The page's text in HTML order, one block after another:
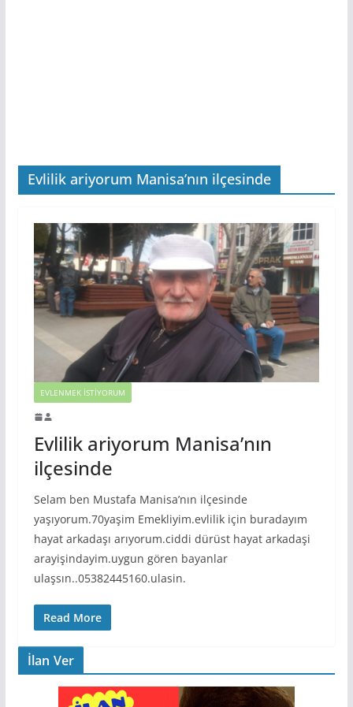
Evlilik ariyorum Manisa’nın ilçesinde
EVLENMEK İSTIYORUM
Evlilik ariyorum Manisa’nın
ilçesinde
Selam ben Mustafa Manisa’nın ilçesinde
yaşıyorum.70yaşim Emekliyim.evlilik için buradayım
hayat arkadaşı arıyorum.ciddi dürüst hayat arkadaşi
arayişindayim.uygun gören bayanlar
ulaşsın..05382445160.ulasin.
Read More
İlan Ver